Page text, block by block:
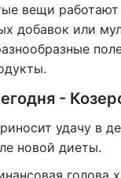
вещи работают
добавок или
-
удачу в
новой диеты.
голова